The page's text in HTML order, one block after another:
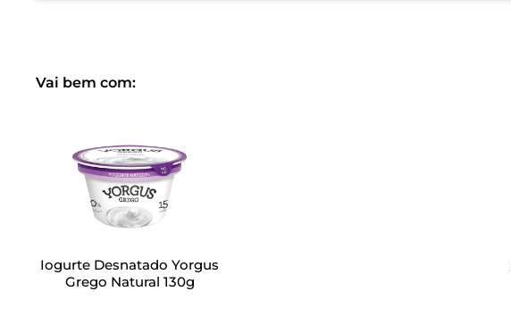
Vai bem com:
Iogurte Desnatado Yorgus
Grego Natural 130g